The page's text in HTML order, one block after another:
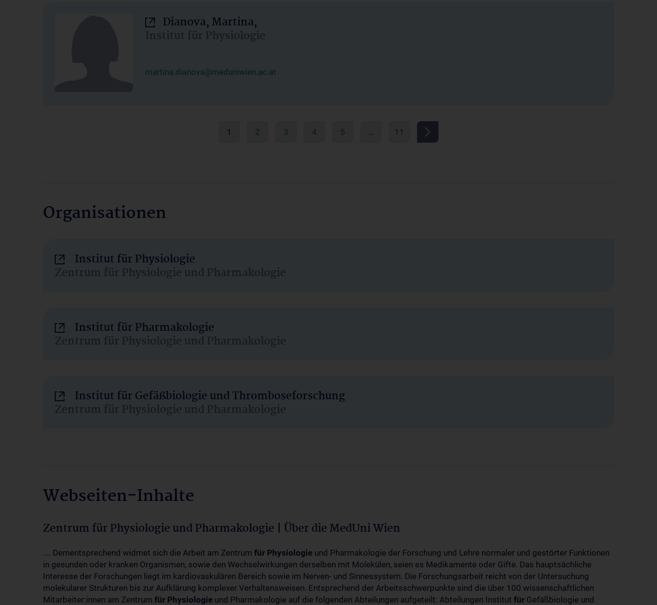
Dianova, Martina,
Institut für Physiologie
martina.dianova@meduniwien.ac.at
1 2 3 4 5 … 11
Organisationen
Institut für Physiologie
Zentrum für Physiologie und Pharmakologie
Institut für Pharmakologie
Zentrum für Physiologie und Pharmakologie
Institut für Gefäßbiologie und Thromboseforschung
Zentrum für Physiologie und Pharmakologie
Webseiten-Inhalte
Zentrum für Physiologie und Pharmakologie | Über die MedUni Wien
.... Dementsprechend widmet sich die Arbeit am Zentrum für Physiologie und Pharmakologie der Forschung und Lehre normaler und gestörter Funktionen
in gesunden oder kranken Organismen, sowie den Wechselwirkungen derselben mit Molekülen, seien es Medikamente oder Gifte. Das hauptsächliche
Interesse der Forschungen liegt im kardiovaskulären Bereich sowie im Nerven- und Sinnessystem. Die Forschungsarbeit reicht von der Untersuchung
molekularer Strukturen bis zur Aufklärung komplexer Verhaltensweisen. Entsprechend der Arbeitsschwerpunkte sind die über 100 wissenschaftlichen
Mitarbeiter:innen am Zentrum für Physiologie und Pharmakologie auf die folgenden Abteilungen aufgeteilt: Abteilungen Institut für Gefäßbiologie und